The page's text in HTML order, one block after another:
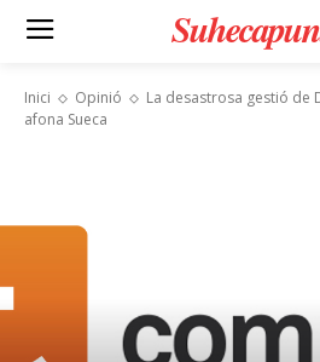
Inici Opinió
La desastrosa gestió de
afona Sueca